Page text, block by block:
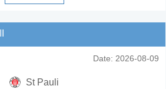
Date: 2026-08-09
St Pauli